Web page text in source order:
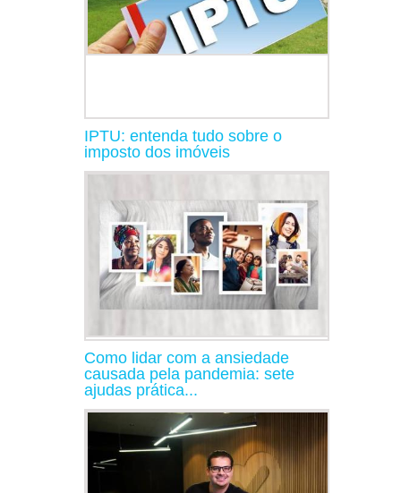
IPTU: entenda tudo sobre o
imposto dos imóveis
Como lidar com a ansiedade
causada pela pandemia: sete
ajudas prática...